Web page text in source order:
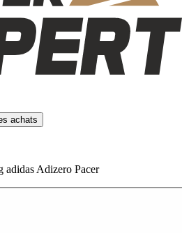
achats
adidas Adizero Pacer